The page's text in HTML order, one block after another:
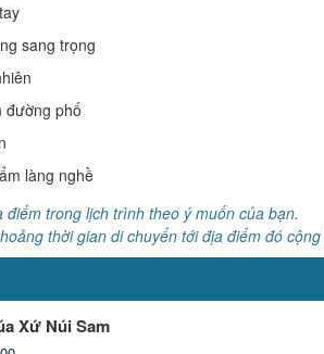
sang trọng
đường phố
làng nghề
điểm trong lịch trình theo ý muốn của bạn.
thời gian di chuyển tới địa điểm đó
Xứ Núi Sam